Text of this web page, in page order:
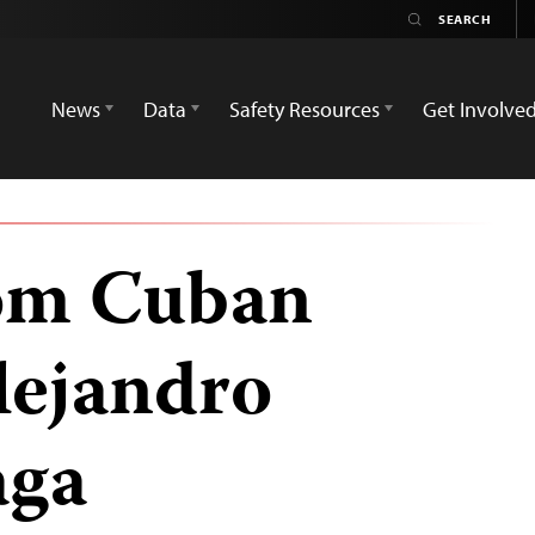
News
Data Safety Resources Get Involved
Cuban